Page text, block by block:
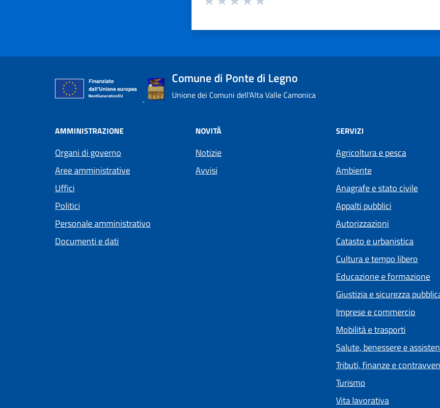
Comune di Ponte di Legno
Unione dei Comuni dell'Alta Valle Camonica
AMMINISTRAZIONE
Organi di governo
Aree amministrative
Uffici
Politici
Personale amministrativo
Documenti e dati
NOVITÀ
Notizie
Avvisi
SERVIZI
Agricoltura e pesca
Ambiente
Anagrafe e stato civile
Appalti pubblici
Autorizzazioni
Catasto e urbanistica
Cultura e tempo libero
Educazione e formazione
Giustizia e sicurezza
Imprese e commercio
Mobilità e trasporti
Salute, benessere e
Tributi, finanze e
Turismo
Vita lavorativa